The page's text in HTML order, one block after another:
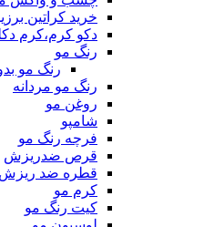
خرید کراتین
دکو کرم،کرم
رنگ مو
رنگ مو
رنگ مو مردانه
روغن مو
شامپو
فرچه رنگ مو
قرص ضدریزش
قطره ضد
کرم مو
کیت رنگ مو